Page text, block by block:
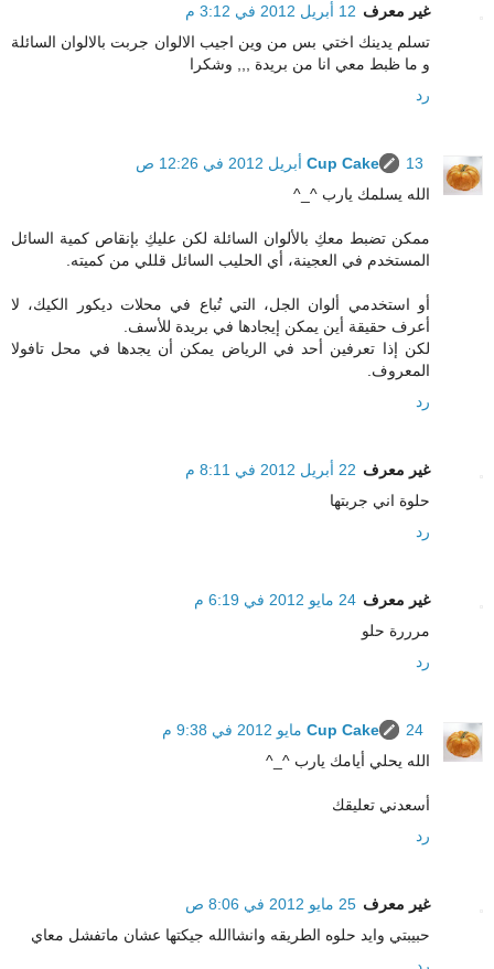
غير معرف 12 أبريل 2012 في 3:12 م
تسلم يدينك اختي بس من وين اجيب الالوان جربت بالالوان السائلة
و ما ظبط معي انا من بريدة ,,, وشكرا
رد
Cup Cake
13 أبريل 2012 في 12:26 ص
الله يسلمك يارب ^_^
ممكن تضبط معكِ بالألوان السائلة لكن عليكِ بإنقاص كمية السائل
المستخدم في العجينة، أي الحليب السائل قللي من كميته.
أو استخدمي ألوان الجل، التي تُباع في محلات ديكور الكيك، لا
أعرف حقيقة أين يمكن إيجادها في بريدة للأسف.
لكن إذا تعرفين أحد في الرياض يمكن أن يجدها في محل تافولا
المعروف.
رد
غير معرف 22 أبريل 2012 في 8:11 م
حلوة اني جربتها
رد
غير معرف 24 مايو 2012 في 6:19 م
مرررة حلو
رد
Cup Cake
24 مايو 2012 في 9:38 م
الله يحلي أيامك يارب ^_^
أسعدني تعليقك
رد
غير معرف 25 مايو 2012 في 8:06 ص
حبيبتي وايد حلوه الطريقه وانشاالله جيكتها عشان ماتفشل معاي
رد